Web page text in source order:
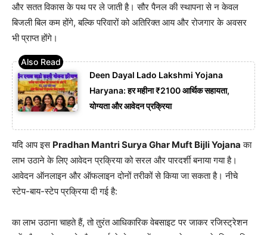
और सतत विकास के पथ पर ले जाती है। सौर पैनल की स्थापना से न केवल
बिजली बिल कम होंगे, बल्कि परिवारों को अतिरिक्त आय और रोजगार के अवसर
भी प्राप्त होंगे।
Deen Dayal Lado Lakshmi Yojana
Haryana: हर महीना ₹2100 आर्थिक सहायता,
योग्यता और आवेदन प्रक्रिया
यदि आप इस Pradhan Mantri Surya Ghar Muft Bijli Yojana का
लाभ उठाने के लिए आवेदन प्रक्रिया को सरल और पारदर्शी बनाया गया है।
आवेदन ऑनलाइन और ऑफलाइन दोनों तरीकों से किया जा सकता है। नीचे
स्टेप-बाय-स्टेप प्रक्रिया दी गई है:
का लाभ उठाना चाहते हैं, तो तुरंत आधिकारिक वेबसाइट पर जाकर रजिस्ट्रेशन